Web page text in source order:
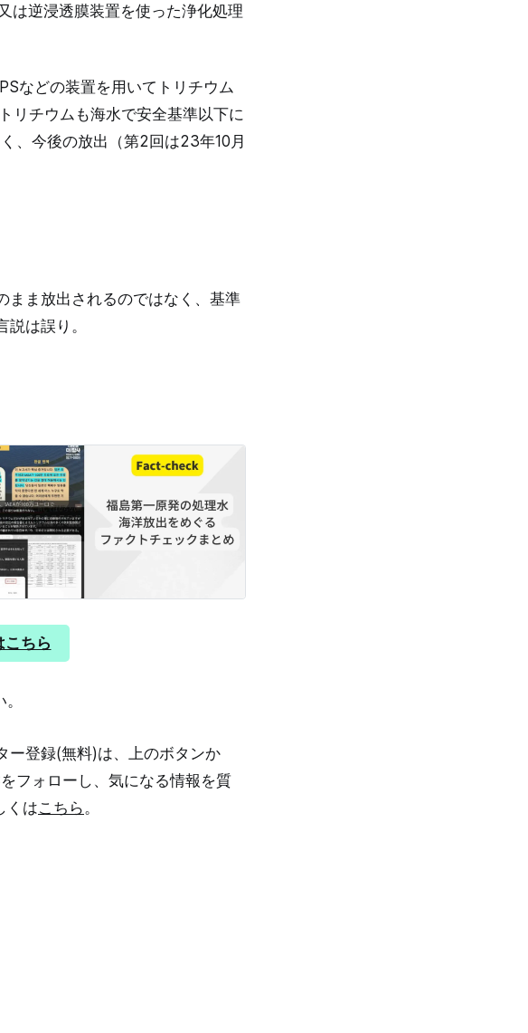
は逆浸透膜装置を使った浄化処理
などの装置を用いてトリチウム
リチウムも海水で安全基準以下に
、今後の放出（第2回は23年10月
まま放出されるのではなく、基準
は誤り。
こちら
ー登録(無料)は、上のボタンか
フォローし、気になる情報を質
くはこちら 。